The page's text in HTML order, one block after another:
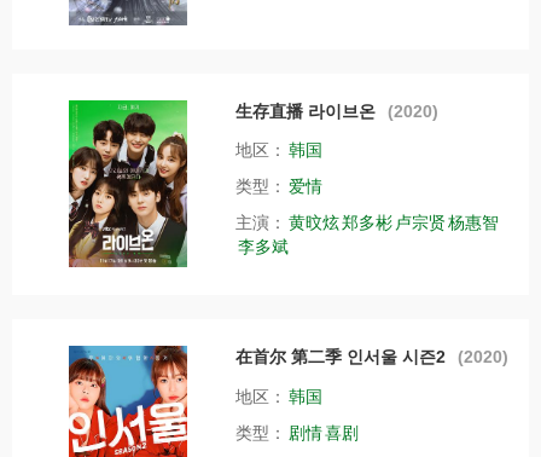
生存直播 라이브온 (2020)
地区： 韩国
类型： 爱情
主演： 黄旼炫郑多彬 卢宗贤杨惠智
李多斌
在首尔 第二季 인서울 시즌2 (2020)
地区： 韩国
类型： 剧情喜剧